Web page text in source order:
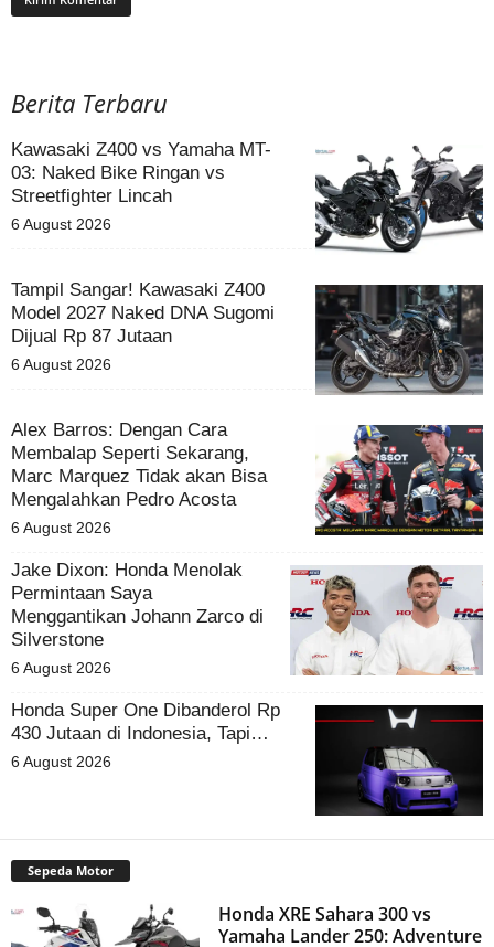
Berita Terbaru
Kawasaki Z400 vs Yamaha MT-
03: Naked Bike Ringan vs
Streetfighter Lincah
6 August 2026
Tampil Sangar! Kawasaki Z400
Model 2027 Naked DNA Sugomi
Dijual Rp 87 Jutaan
6 August 2026
Alex Barros: Dengan Cara
Membalap Seperti Sekarang,
Marc Marquez Tidak akan Bisa
Mengalahkan Pedro Acosta
6 August 2026
Jake Dixon: Honda Menolak
Permintaan Saya
Menggantikan Johann Zarco di
Silverstone
6 August 2026
Honda Super One Dibanderol Rp
430 Jutaan di Indonesia, Tapi…
6 August 2026
Sepeda Motor
Honda XRE Sahara 300 vs
Yamaha Lander 250: Adventure